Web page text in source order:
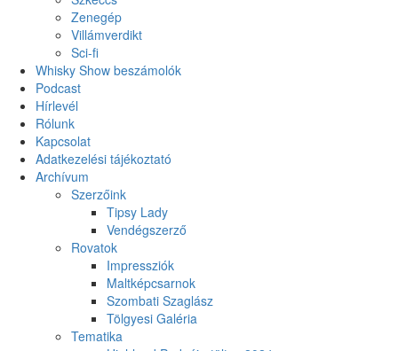
Zenegép
Villámverdikt
Sci-fi
Whisky Show beszámolók
Podcast
Hírlevél
Rólunk
Kapcsolat
Adatkezelési tájékoztató
Archívum
Szerzőink
Tipsy Lady
Vendégszerző
Rovatok
Impressziók
Maltképcsarnok
Szombati Szaglász
Tölgyesi Galéria
Tematika